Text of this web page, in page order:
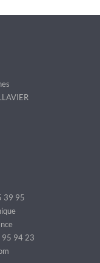
39 95
95 94 23